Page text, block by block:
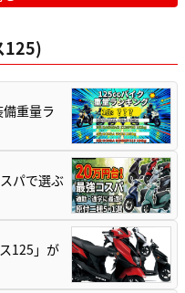
125)
備重量ラ
パで選ぶ
125」が